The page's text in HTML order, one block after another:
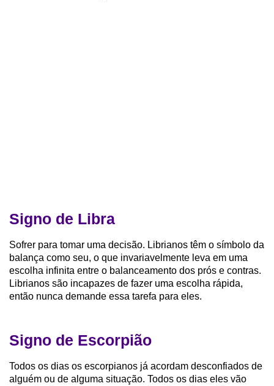
Signo de Libra
Sofrer para tomar uma decisão. Librianos têm o símbolo da
balança como seu, o que invariavelmente leva em uma
escolha infinita entre o balanceamento dos prós e contras.
Librianos são incapazes de fazer uma escolha rápida,
então nunca demande essa tarefa para eles.
Signo de Escorpião
Todos os dias os escorpianos já acordam desconfiados de
alguém ou de alguma situação. Todos os dias eles vão